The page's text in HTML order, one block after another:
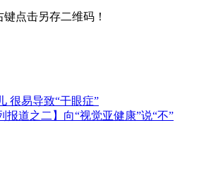
键点击另存二维码！
很易导致“干眼症”
报道之二】向“视觉亚健康”说“不”